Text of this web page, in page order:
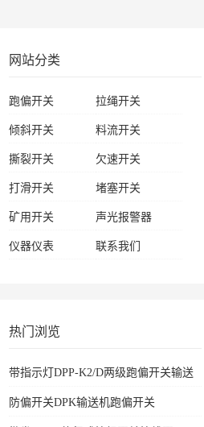
网站分类
跑偏开关 拉绳开关
倾斜开关 料流开关
撕裂开关 欠速开关
打滑开关 堵塞开关
矿用开关 声光报警器
仪器仪表 联系我们
热门浏览
带指示灯DPP-K2/D两级跑偏开关输送
防偏开关DPK输送机跑偏开关